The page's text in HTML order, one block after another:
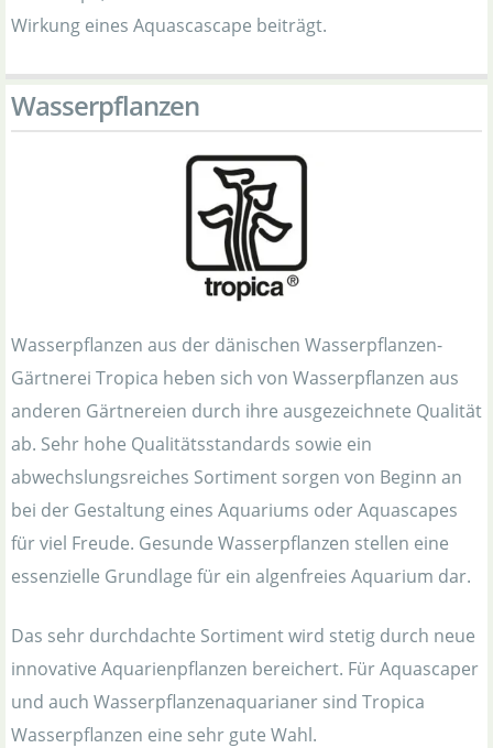
Wirkung eines Aquascascape beiträgt.
Wasserpflanzen
Wasserpflanzen aus der dänischen Wasserpflanzen-
Gärtnerei Tropica heben sich von Wasserpflanzen aus
anderen Gärtnereien durch ihre ausgezeichnete Qualität
ab. Sehr hohe Qualitätsstandards sowie ein
abwechslungsreiches Sortiment sorgen von Beginn an
bei der Gestaltung eines Aquariums oder Aquascapes
für viel Freude. Gesunde Wasserpflanzen stellen eine
essenzielle Grundlage für ein algenfreies Aquarium dar.
Das sehr durchdachte Sortiment wird stetig durch neue
innovative Aquarienpflanzen bereichert. Für Aquascaper
und auch Wasserpflanzenaquarianer sind Tropica
Wasserpflanzen eine sehr gute Wahl.